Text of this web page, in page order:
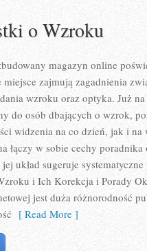
o Wzroku
magazyn online
zajmują zagadnienia
wzroku oraz optyka. Już
do osób dbających o wzrok,
widzenia na co dzień, jak i
łączy w sobie cechy
układ sugeruje
i Ich Korekcja i Porady
jest duża różnorodność
[ Read More ]